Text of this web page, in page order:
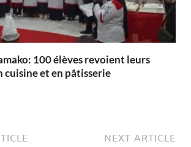
100 élèves revoient leurs
et en pâtisserie
NEXT ARTICLE